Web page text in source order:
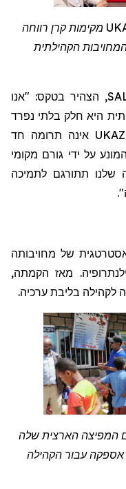
מקימות קרן רווחה
הקהילתית
, הצהיר בטקס: "אנו
היא חלק בלתי נפרד
UKAZ אינה תרומה חד
על ידי גורם מקומי
שלנו תתורגם לתמיכה
".
של מחויבותה
מאז הקמתה,
לקהילה בליבת ערכיה.
המפיצה הארצית שלה
אספקהעבור הקהילה